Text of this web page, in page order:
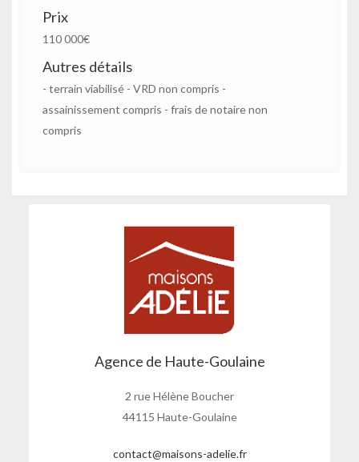
Prix
110 000€
Autres détails
- terrain viabilisé - VRD non compris -
assainissement compris - frais de notaire non
compris
Agence de Haute-Goulaine
2 rue Hélène Boucher
44115 Haute-Goulaine
contact@maisons-adelie.fr